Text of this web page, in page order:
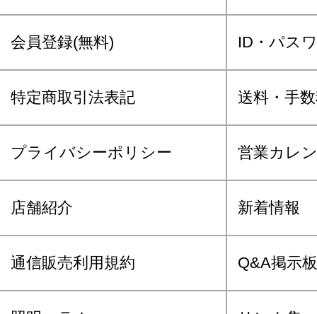
会員登録(無料) ID・パス
特定商取引法表記 送料・手
プライバシーポリシー 営業カレ
店舗紹介 新着情報
通信販売利用規約 Q&A掲示板